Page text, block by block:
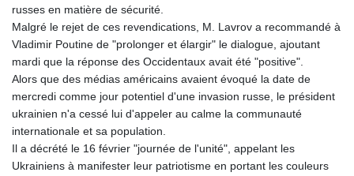
PKR 276.877947
PLN 3.72035
PYG
5930.040405
QAR 3.64559
RON 4.542397
RUB 82.275776
RWF 1466.50401
russes en matière de sécurité.
Malgré le rejet de ces revendications, M. Lavrov a recommandé à
Vladimir Poutine de "prolonger et élargir" le dialogue, ajoutant
mardi que la réponse des Occidentaux avait été "positive".
Alors que des médias américains avaient évoqué la date de
mercredi comme jour potentiel d'une invasion russe, le président
ukrainien n'a cessé lui d'appeler au calme la communauté
internationale et sa population.
Il a décrété le 16 février "journée de l'unité", appelant les
Ukrainiens à manifester leur patriotisme en portant les couleurs